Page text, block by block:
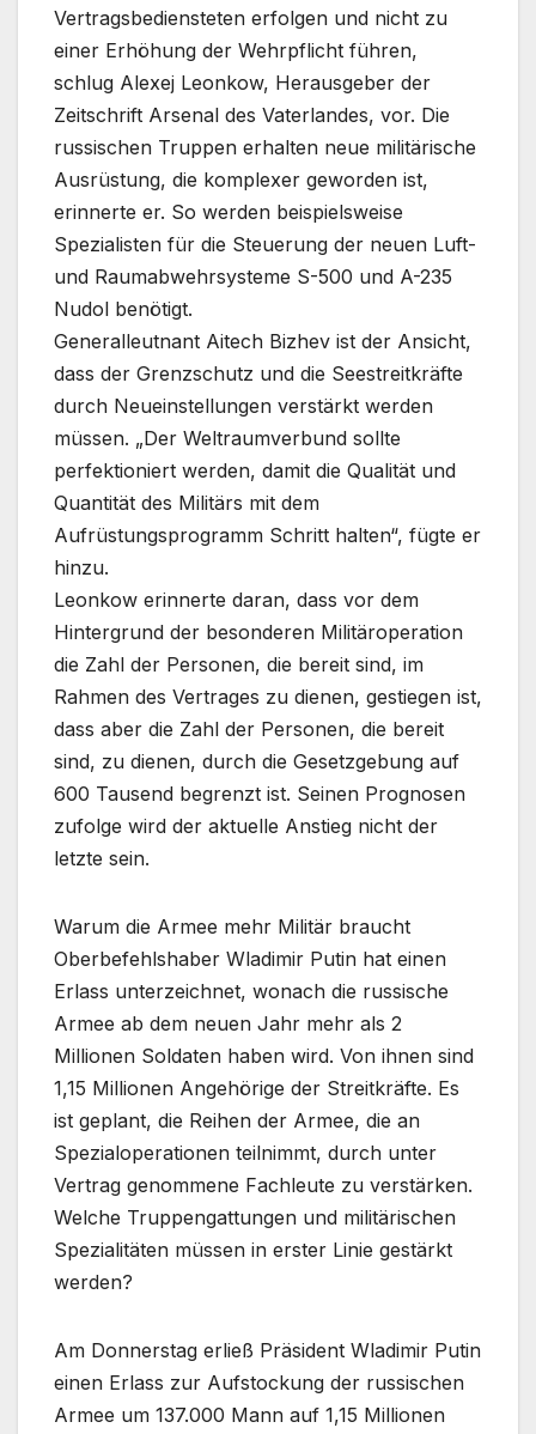
Vertragsbediensteten erfolgen und nicht zu
einer Erhöhung der Wehrpflicht führen,
schlug Alexej Leonkow, Herausgeber der
Zeitschrift Arsenal des Vaterlandes, vor. Die
russischen Truppen erhalten neue militärische
Ausrüstung, die komplexer geworden ist,
erinnerte er. So werden beispielsweise
Spezialisten für die Steuerung der neuen Luft-
und Raumabwehrsysteme S-500 und A-235
Nudol benötigt.
Generalleutnant Aitech Bizhev ist der Ansicht,
dass der Grenzschutz und die Seestreitkräfte
durch Neueinstellungen verstärkt werden
müssen. „Der Weltraumverbund sollte
perfektioniert werden, damit die Qualität und
Quantität des Militärs mit dem
Aufrüstungsprogramm Schritt halten“, fügte er
hinzu.
Leonkow erinnerte daran, dass vor dem
Hintergrund der besonderen Militäroperation
die Zahl der Personen, die bereit sind, im
Rahmen des Vertrages zu dienen, gestiegen ist,
dass aber die Zahl der Personen, die bereit
sind, zu dienen, durch die Gesetzgebung auf
600 Tausend begrenzt ist. Seinen Prognosen
zufolge wird der aktuelle Anstieg nicht der
letzte sein.
Warum die Armee mehr Militär braucht
Oberbefehlshaber Wladimir Putin hat einen
Erlass unterzeichnet, wonach die russische
Armee ab dem neuen Jahr mehr als 2
Millionen Soldaten haben wird. Von ihnen sind
1,15 Millionen Angehörige der Streitkräfte. Es
ist geplant, die Reihen der Armee, die an
Spezialoperationen teilnimmt, durch unter
Vertrag genommene Fachleute zu verstärken.
Welche Truppengattungen und militärischen
Spezialitäten müssen in erster Linie gestärkt
werden?
Am Donnerstag erließ Präsident Wladimir Putin
einen Erlass zur Aufstockung der russischen
Armee um 137.000 Mann auf 1,15 Millionen